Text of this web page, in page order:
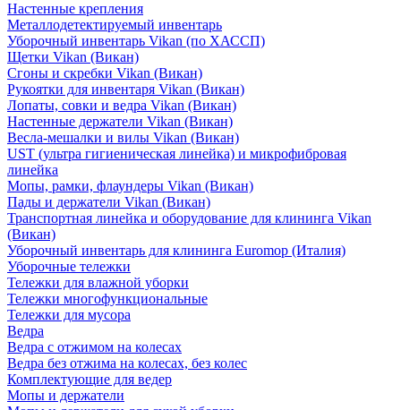
Настенные крепления
Металлодетектируемый инвентарь
Уборочный инвентарь Vikan (по ХАССП)
Щетки Vikan (Викан)
Сгоны и скребки Vikan (Викан)
Рукоятки для инвентаря Vikan (Викан)
Лопаты, совки и ведра Vikan (Викан)
Настенные держатели Vikan (Викан)
Весла-мешалки и вилы Vikan (Викан)
UST (ультра гигиеническая линейка) и микрофибровая
линейка
Мопы, рамки, флаундеры Vikan (Викан)
Пады и держатели Vikan (Викан)
Транспортная линейка и оборудование для клининга Vikan
(Викан)
Уборочный инвентарь для клининга Euromop (Италия)
Уборочные тележки
Тележки для влажной уборки
Тележки многофункциональные
Тележки для мусора
Ведра
Ведра с отжимом на колесах
Ведра без отжима на колесах, без колес
Комплектующие для ведер
Мопы и держатели